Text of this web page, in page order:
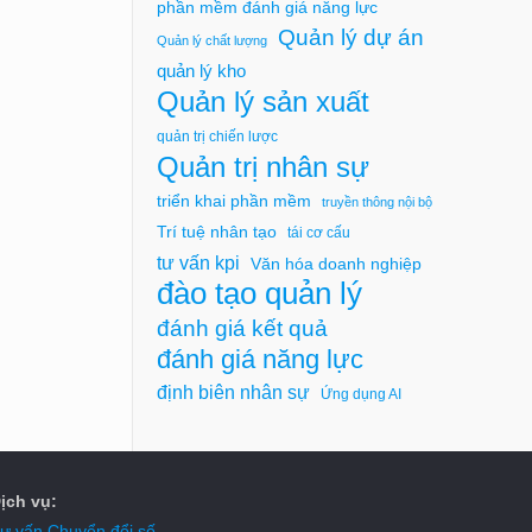
phần mềm đánh giá năng lực
Quản lý chất lượng Quản lý dự án
quản lý kho
Quản lý sản xuất
quản trị chiến lược
Quản trị nhân sự
triển khai phần mềm truyền thông nội bộ
Trí tuệ nhân tạo tái cơ cấu
tư vấn kpi Văn hóa doanh nghiệp
đào tạo quản lý
đánh giá kết quả
đánh giá năng lực
định biên nhân sự Ứng dụng AI
vụ: